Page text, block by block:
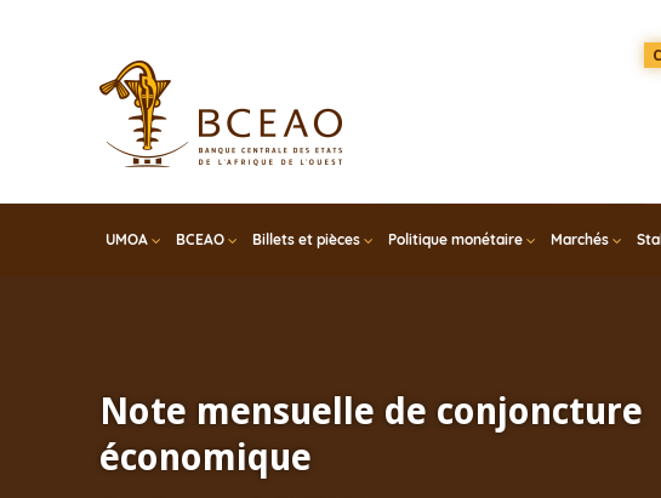
UMOA BCEAO Billets et pièces Politique monétaire Marchés
Note mensuelle de conjoncture
économique